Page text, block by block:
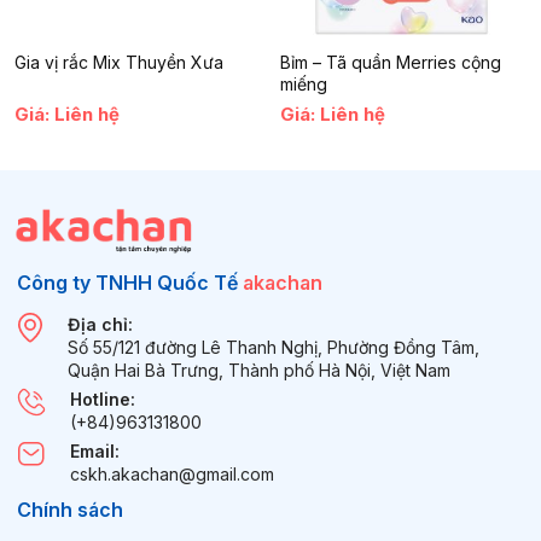
Gia vị rắc Mix Thuyền Xưa
Giá: Liên hệ
Bỉm – Tã quần Merries cộng
miếng
Giá: Liên hệ
Công ty TNHH Quốc Tế akachan
Địa chỉ:
Số 55/121 đường Lê Thanh Nghị, Phường Đồng Tâm,
Quận Hai Bà Trưng, Thành phố Hà Nội, Việt Nam
Hotline:
(+84)963131800
Email:
cskh.akachan@gmail.com
Chính sách